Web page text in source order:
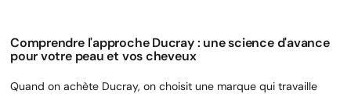
Comprendre l'approche Ducray : une science d'avance
pour votre peau et vos cheveux
Quand on achète Ducray, on choisit une marque qui travaille